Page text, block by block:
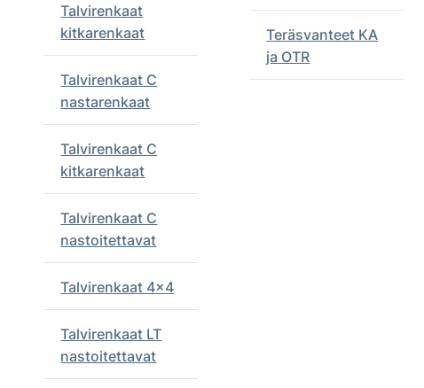
Talvirenkaat
kitkarenkaat
Talvirenkaat C
nastarenkaat
Talvirenkaat C
kitkarenkaat
Talvirenkaat C
nastoitettavat
Talvirenkaat 4x4
Talvirenkaat LT
nastoitettavat
Teräsvanteet KA
ja OTR